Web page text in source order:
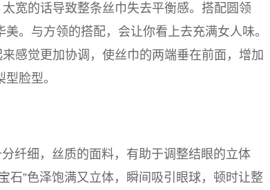
宽的话导致整条丝巾失去平衡感。搭配圆领
。与方领的搭配，会让你看上去充满女人味。
感觉更加协调，使丝巾的两端垂在前面，增加
脸型。
纤细，丝质的面料，有助于调整结眼的立体
石”色泽饱满又立体，瞬间吸引眼球，顿时让整